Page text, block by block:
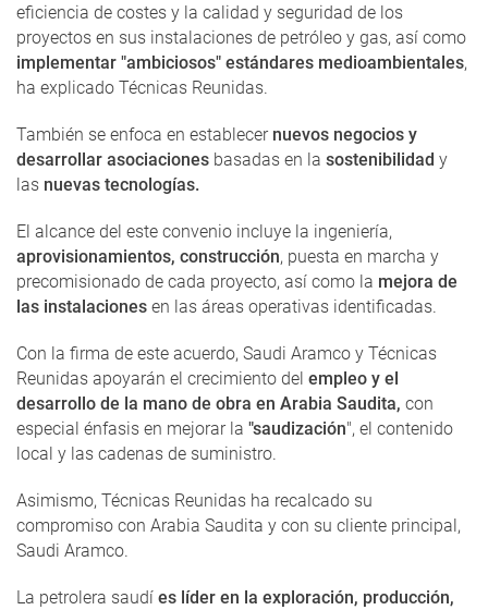
eficiencia de costes y la calidad y seguridad de los
proyectos en sus instalaciones de petróleo y gas, así como
implementar "ambiciosos" estándares medioambientales,
ha explicado Técnicas Reunidas.
También se enfoca en establecer nuevos negocios y
desarrollar asociaciones basadas en la sostenibilidad y
las nuevas tecnologías.
El alcance del este convenio incluye la ingeniería,
aprovisionamientos, construcción, puesta en marcha y
precomisionado de cada proyecto, así como la mejora de
las instalaciones en las áreas operativas identificadas.
Con la firma de este acuerdo, Saudi Aramco y Técnicas
Reunidas apoyarán el crecimiento del empleo y el
desarrollo de la mano de obra en Arabia Saudita, con
especial énfasis en mejorar la "saudización", el contenido
local y las cadenas de suministro.
Asimismo, Técnicas Reunidas ha recalcado su
compromiso con Arabia Saudita y con su cliente principal,
Saudi Aramco.
La petrolera saudí es líder en la exploración, producción,